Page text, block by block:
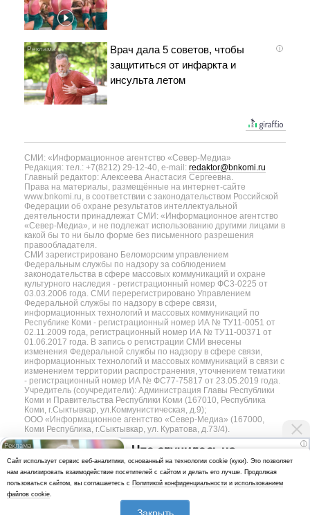
i
Врач дала 5 советов, чтобы
защититься от инфаркта и
инсульта летом
СМИ: «Информационное агентство «Север-Медиа»
Редакция: тел.: +7(8212) 29-12-40, e-mail: redaktor@bnkomi.ru
Главный редактор: Алексеева Анастасия Сергеевна.
Права на материалы, размещённые на интернет-сайте
www.bnkomi.ru, в соответствии с законодательством Российской
Федерации об охране результатов интеллектуальной
деятельности принадлежат СМИ: «Информационное агентство
«Север-Медиа», и не подлежат использованию другими лицами в
какой бы то ни было форме без письменного разрешения
правообладателя.
СМИ зарегистрировано Беломорским управлением
Федеральным службы по надзору за соблюдением
законодательства в сфере массовых коммуникаций и охране
культурного наследия - регистрационный номер ФС3-0225 от
03.03.2006 года. СМИ перерегистрировано Управлением
Федеральной службы по надзору в сфере связи,
информационных технологий и массовых коммуникаций по
Республике Коми - регистрационный номер ИА № ТУ11-0051 от
02.11.2009 года, регистрационный номер ИА № ТУ11-00371 от
01.06.2017 года. В запись о регистрации СМИ внесены
изменения Федеральной службы по надзору в сфере связи,
информационных технологий и массовых коммуникаций в связи с
изменением территории распространения, уточнением тематики
- регистрационный номер ИА № ФС77-75817 от 23.05.2019 года.
Учредитель (соучредители): Администрация Главы Республики
Коми и Правительства Республики Коми (167010, Республика
Коми, г.Сыктывкар, ул.Коммунистическая, д.9);
ООО «Информационное агентство «Север-Медиа» (167000,
Коми Республика, г.Сыктывкар, ул. Куратова, д.73/4).
Разработка сайта — web-студия «Цифровой Век»
i
Что случилось на
фестивале Вайкуле
Политика
конфиденциальности
Использование аналитики и файлов куки
Cайт использует сервис веб-аналитики, основанный на технологии cookie (куки). Это позволяет
нам анализировать взаимодействие посетителей с сайтом и делать его лучше. Продолжая
пользоваться сайтом, вы соглашаетесь с Политикой конфиденциальности и использованием
файлов cookie.